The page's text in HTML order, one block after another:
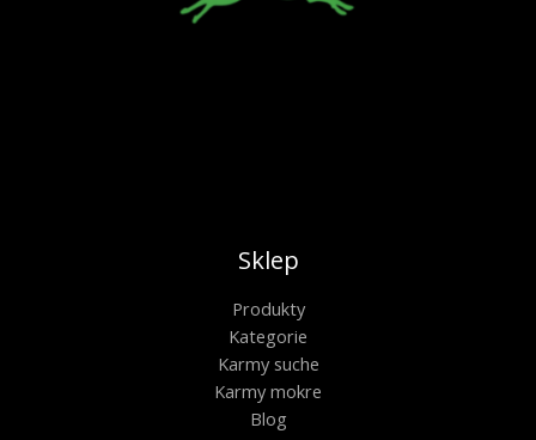
Sklep
Produkty
Kategorie
Karmy suche
Karmy mokre
Blog